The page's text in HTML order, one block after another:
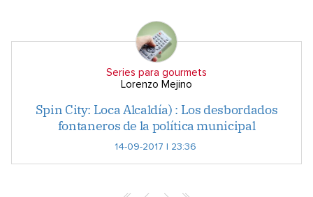
Series para gourmets
Lorenzo Mejino
Spin City: Loca Alcaldía) : Los desbordados
fontaneros de la política municipal
14-09-2017 | 23:36